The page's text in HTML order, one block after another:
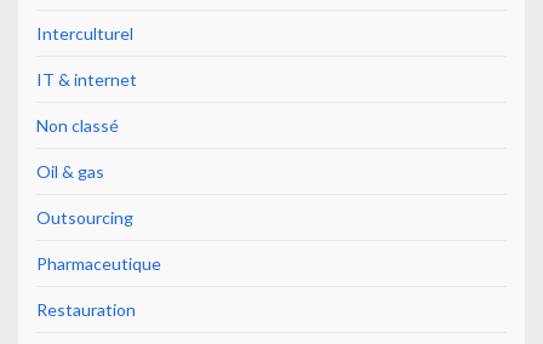
Interculturel
IT & internet
Non classé
Oil & gas
Outsourcing
Pharmaceutique
Restauration